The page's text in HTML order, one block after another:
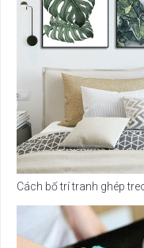
Cách bố trí tranh ghép